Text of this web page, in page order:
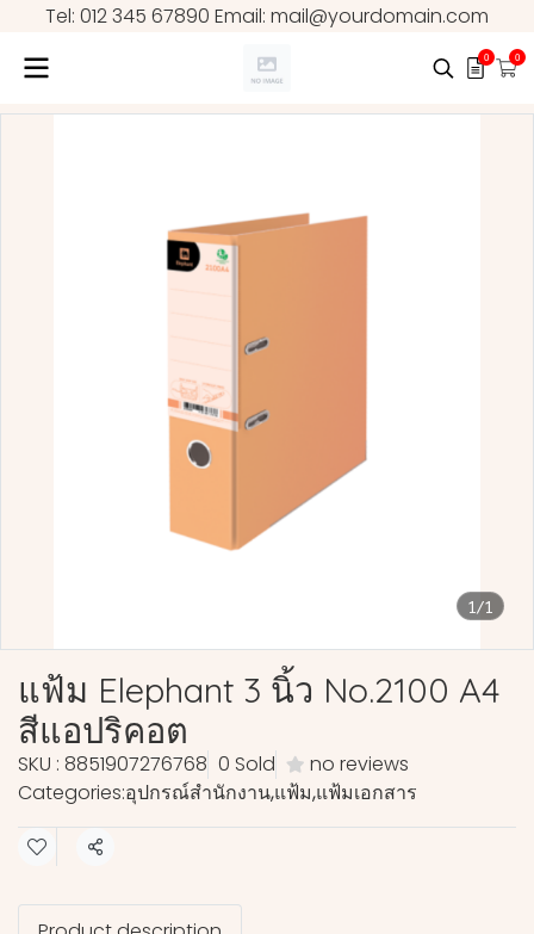
Tel: 012 345 67890 Email: mail@yourdomain.com
0 0
1/1
แฟ้ม Elephant 3 นิ้ว No.2100 A4
สีแอปริคอต
SKU : 8851907276768 0 Sold
no reviews
Categories:อุปกรณ์สำนักงาน,แฟ้ม,แฟ้มเอกสาร
Share